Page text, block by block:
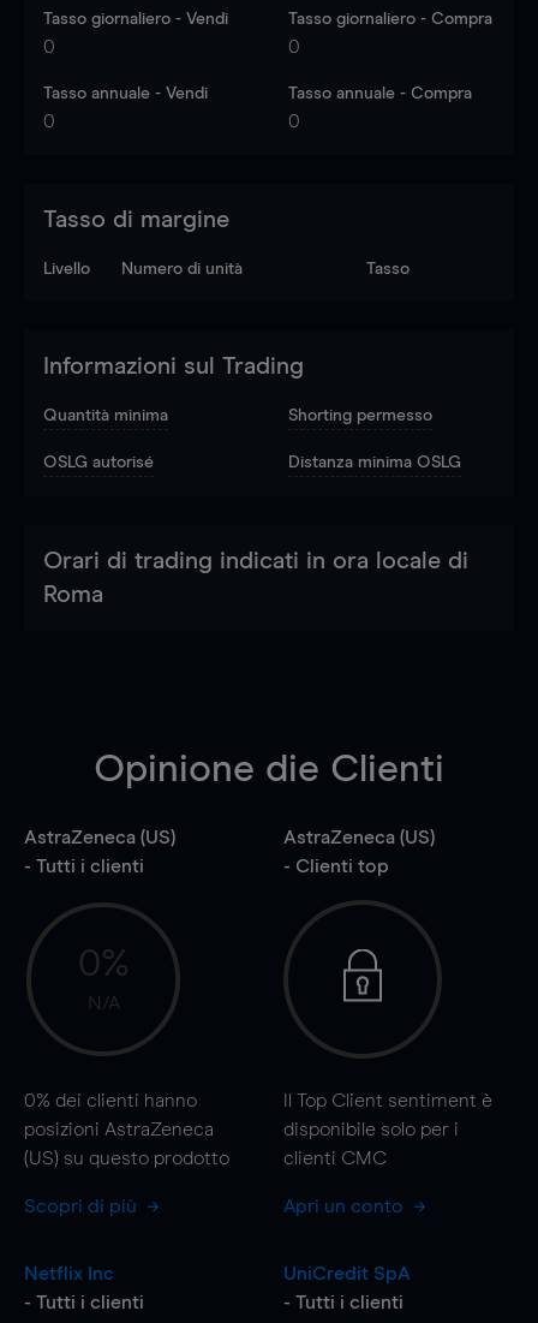
Tasso giornaliero - Vendi
0
Tasso giornaliero - Compra
0
Tasso annuale - Vendi
0
Tasso annuale - Compra
0
Tasso di margine
Livello Numero di unità Tasso
Informazioni sul Trading
Quantità minima Shorting permesso
OSLG autorisé Distanza minima OSLG
Orari di trading indicati in ora locale di
Roma
Opinione die Clienti
AstraZeneca (US)
- Tutti i clienti
0%
N/A
0% dei clienti hanno
posizioni AstraZeneca
(US) su questo prodotto
Scopri di più
AstraZeneca (US)
- Clienti top
Il Top Client sentiment è
disponibile solo per i
clienti CMC
Apri un conto
Netflix Inc
- Tutti i clienti
UniCredit SpA
- Tutti i clienti